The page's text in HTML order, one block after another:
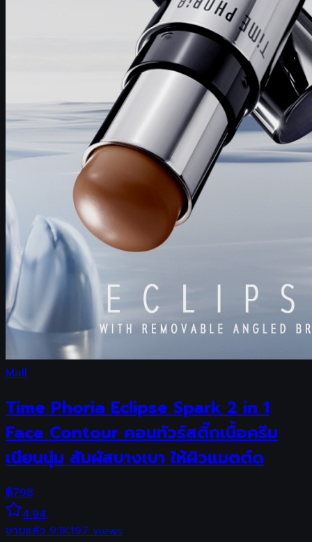
Mall
Time Phoria Eclipse Spark 2 in 1
Face Contour คอนทัวร์สติ๊กเนื้อครีม
เนียนนุ่ม สัมผัสบางเบา ให้ผิวแมตต์ด
฿798
4.94
ขายแล้ว 9.1K197 views